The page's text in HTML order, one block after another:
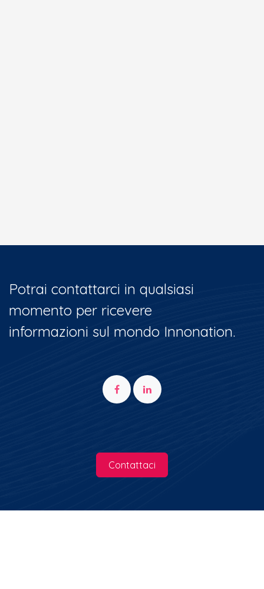
Potrai contattarci in qualsiasi
momento per ricevere
informazioni sul mondo Innonation.
Contattaci